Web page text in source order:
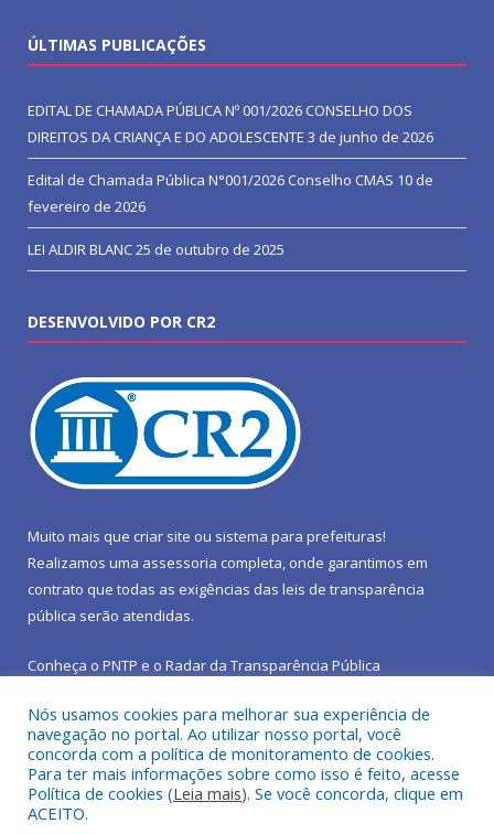
ÚLTIMAS PUBLICAÇÕES
EDITAL DE CHAMADA PÚBLICA Nº 001/2026 CONSELHO DOS
DIREITOS DA CRIANÇA E DO ADOLESCENTE 3 de junho de 2026
Edital de Chamada Pública N°001/2026 Conselho CMAS 10 de
fevereiro de 2026
LEI ALDIR BLANC25 de outubro de 2025
DESENVOLVIDO POR CR2
Muito mais que criar site ou sistema para prefeituras!
Realizamos uma assessoria completa, onde garantimos em
contrato que todas as exigências das leis de transparência
pública serão atendidas.
Conheça o PNTP e o Radar da Transparência Pública
Todos os direitos reservados a Prefeitura Municipal de São João
do Araguaia.
Nós usamos cookies para melhorar sua experiência de
navegação no portal. Ao utilizar nosso portal, você
concorda com a política de monitoramento de cookies.
Para ter mais informações sobre como isso é feito, acesse
Política de cookies (Leia mais). Se você concorda, clique em
ACEITO.